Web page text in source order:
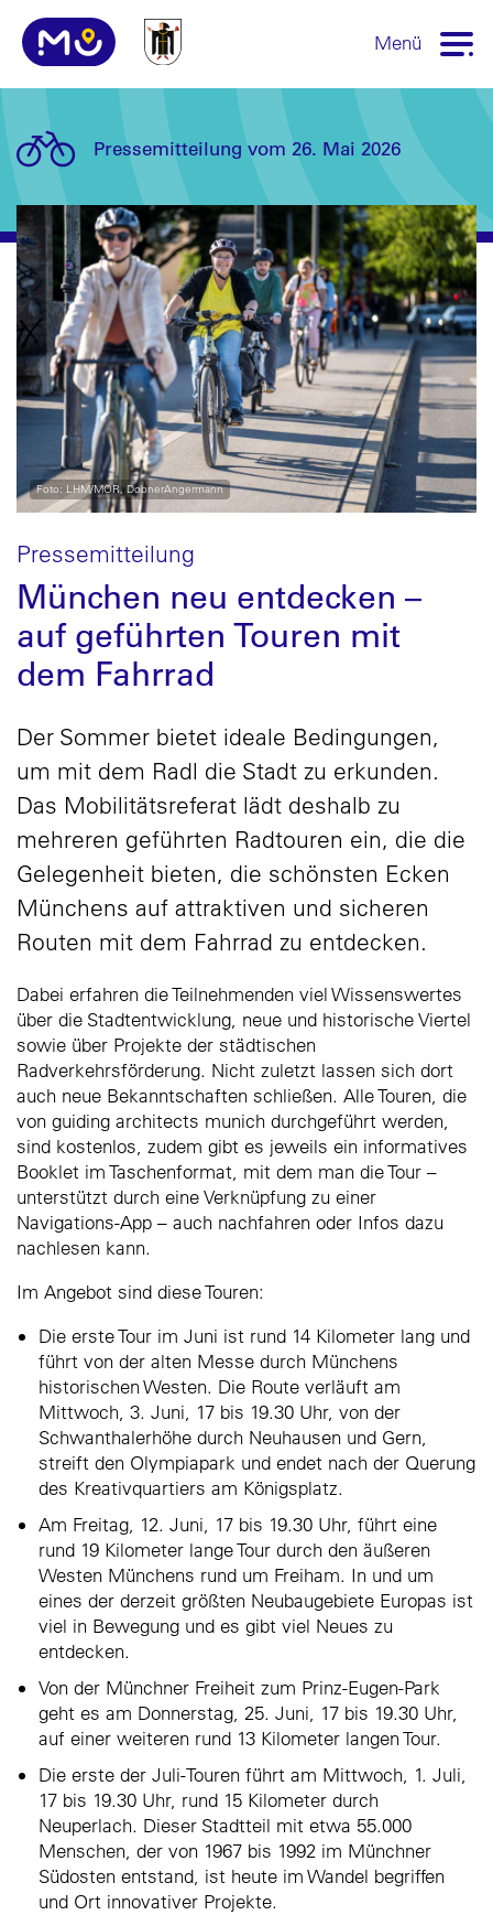
Menü
Pressemitteilung vom 26. Mai 2026
Pressemitteilung
München neu entdecken –
auf geführten Touren mit
dem Fahrrad
Der Sommer bietet ideale Bedingungen,
um mit dem Radl die Stadt zu erkunden.
Das Mobilitätsreferat lädt deshalb zu
mehreren geführten Radtouren ein, die die
Gelegenheit bieten, die schönsten Ecken
Münchens auf attraktiven und sicheren
Routen mit dem Fahrrad zu entdecken.
Foto: LHM/MOR, DobnerAngermann
Dabei erfahren die Teilnehmenden viel Wissenswertes
über die Stadtentwicklung, neue und historische Viertel
sowie über Projekte der städtischen
Radverkehrsförderung. Nicht zuletzt lassen sich dort
auch neue Bekanntschaften schließen. Alle Touren, die
von guiding architects munich durchgeführt werden,
sind kostenlos, zudem gibt es jeweils ein informatives
Booklet im Taschenformat, mit dem man die Tour –
unterstützt durch eine Verknüpfung zu einer
Navigations-App – auch nachfahren oder Infos dazu
nachlesen kann.
Im Angebot sind diese Touren:
Die erste Tour im Juni ist rund 14 Kilometer lang und
führt von der alten Messe durch Münchens
historischen Westen. Die Route verläuft am
Mittwoch, 3. Juni, 17 bis 19.30 Uhr, von der
Schwanthalerhöhe durch Neuhausen und Gern,
streift den Olympiapark und endet nach der Querung
des Kreativquartiers am Königsplatz.
Am Freitag, 12. Juni, 17 bis 19.30 Uhr, führt eine
rund 19 Kilometer lange Tour durch den äußeren
Westen Münchens rund um Freiham. In und um
eines der derzeit größten Neubaugebiete Europas ist
viel in Bewegung und es gibt viel Neues zu
entdecken.
Von der Münchner Freiheit zum Prinz-Eugen-Park
geht es am Donnerstag, 25. Juni, 17 bis 19.30 Uhr,
auf einer weiteren rund 13 Kilometer langen Tour.
Die erste der Juli-Touren führt am Mittwoch, 1. Juli,
17 bis 19.30 Uhr, rund 15 Kilometer durch
Neuperlach. Dieser Stadtteil mit etwa 55.000
Menschen, der von 1967 bis 1992 im Münchner
Südosten entstand, ist heute im Wandel begriffen
und Ort innovativer Projekte.